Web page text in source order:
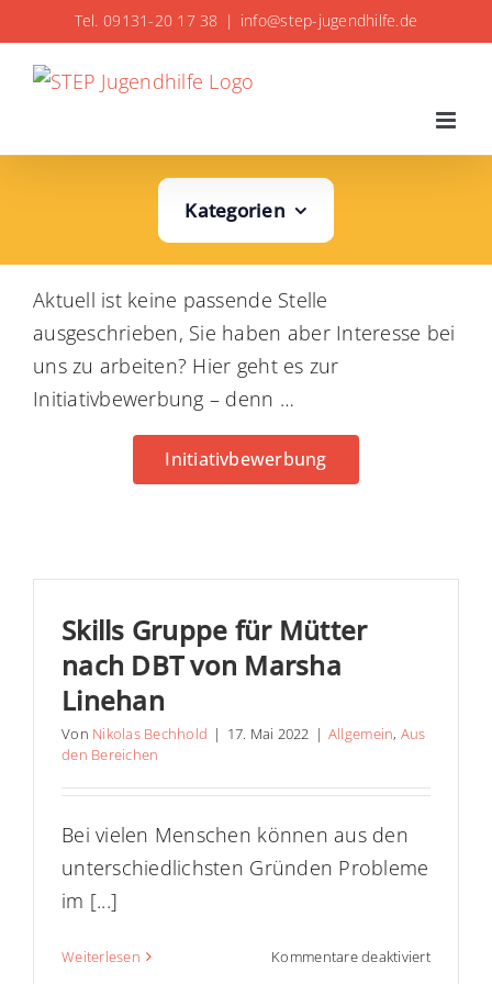
Inhalt
springen
Tel. 09131-20 17 38 | info@step-jugendhilfe.de
Kategorien
Aktuell ist keine passende Stelle
ausgeschrieben, Sie haben aber Interesse bei
uns zu arbeiten? Hier geht es zur
Initiativbewerbung – denn …
Initiativbewerbung
Skills Gruppe für Mütter
nach DBT von Marsha
Linehan
Von Nikolas Bechhold | 17. Mai 2022 | Allgemein, Aus
den Bereichen
Bei vielen Menschen können aus den
unterschiedlichsten Gründen Probleme
im [...]
Weiterlesen Kommentare deaktiviertfür